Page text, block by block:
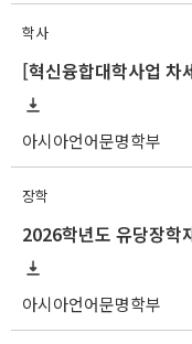
학사
아시아언어문명학부
장학
아시아언어문명학부